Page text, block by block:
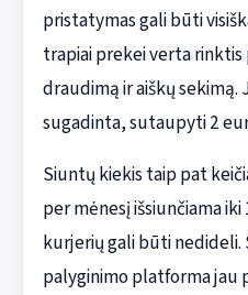
pristatymas gali būti
trapiai prekei verta
draudimą ir aiškų sekimą.
sugadinta, sutaupyti 2
Siuntų kiekis taip pat
per mėnesį išsiunčiama
kurjerių gali būti
palyginimo platforma jau